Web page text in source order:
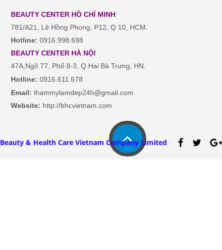
BEAUTY CENTER HỒ CHÍ MINH
781/A21, Lê Hồng Phong, P12, Q 10, HCM.
Hotline: 0916.998.698
BEAUTY CENTER HÀ NỘI
47A,Ngõ 77, Phố 8-3, Q.Hai Bà Trưng, HN.
Hotline: 0916.611.678
Email:thammylamdep24h@gmail.com
Website: http://bhcvietnam.com
Beauty & Health Care Vietnam Company Limited